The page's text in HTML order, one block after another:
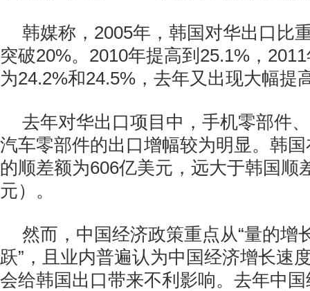
韩媒称，2005年，韩国对华出口比
突破20%。2010年提高到25.1%，
为24.2%和24.5%，去年又出现大幅提
去年对华出口项目中，手机零部件
汽车零部件的出口增幅较为明显。韩
的顺差额为606亿美元，远大于韩国顺
元）。
然而，中国经济政策重点从“量的增
跃”，且业内普遍认为中国经济增长速
会给韩国出口带来不利影响。去年中